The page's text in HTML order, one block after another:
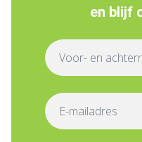
en blijf